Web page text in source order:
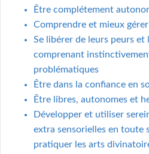
Être complétement
Comprendre et mieux
Se libérer de leurs peurs et
comprenant
problématiques
Être dans la confiance en
Être libres, autonomes et
Développer et utiliser
extra sensorielles en toute
pratiquer les arts